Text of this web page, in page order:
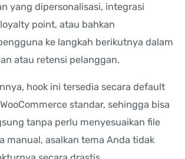
yang dipersonalisasi, integrasi
point, atau bahkan
ke langkah berikutnya dalam
atau retensi pelanggan.
hook ini tersedia secara default
standar, sehingga bisa
tanpa perlu menyesuaikan file
manual, asalkan tema Anda tidak